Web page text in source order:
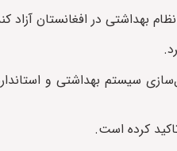
بهداشتی در افغانستان آزاد
سیستم بهداشتی و
کرده است.